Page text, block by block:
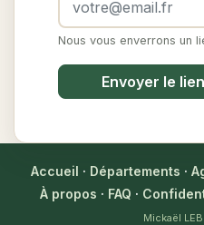
Nous vous enverrons un
Envoyer le
Accueil · Départements ·
À propos · FAQ ·
Mickaël